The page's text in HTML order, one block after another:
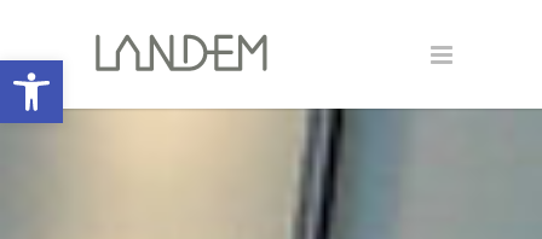
Open toolbar